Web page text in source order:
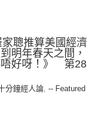
聰推算美國經濟
明年春天之間，
唔好呀！》 第28
分鐘經人論, -- Featured